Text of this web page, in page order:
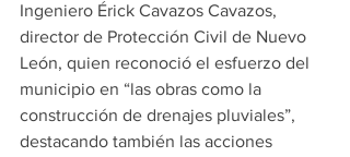
Ingeniero Érick Cavazos Cavazos,
director de Protección Civil de Nuevo
León, quien reconoció el esfuerzo del
municipio en “las obras como la
construcción de drenajes pluviales”,
destacando también las acciones